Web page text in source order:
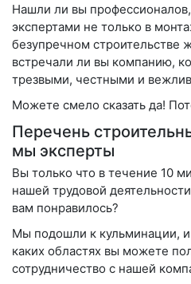
Нашли ли вы
экспертами не только в
безупречном строительстве
встречали ли вы компанию,
трезвыми, честными и
Можете смело сказать да!
Перечень
мы эксперты
Вы только что в течение 10
нашей трудовой
вам понравилось?
Мы подошли к кульминации,
каких областях вы можете
сотрудничество с нашей